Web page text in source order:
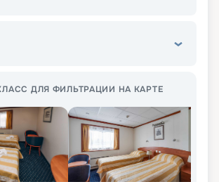
ДЛЯ ФИЛЬТРАЦИИ НА КАРТЕ